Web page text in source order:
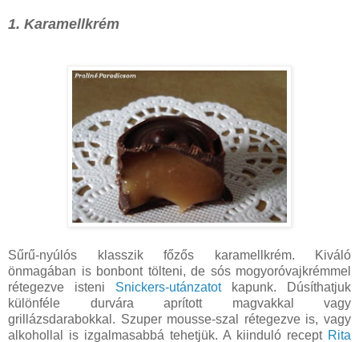
1. Karamellkrém
Sűrű-nyúlós klasszik főzős karamellkrém. Kiváló
önmagában is bonbont tölteni, de sós mogyoróvajkrémmel
rétegezve isteni Snickers-utánzatotkapunk. Dúsíthatjuk
különféle durvára aprított magvakkal vagy
grillázsdarabokkal. Szuper mousse-szal rétegezve is, vagy
alkohollal is izgalmasabbá tehetjük. A kiinduló recept Rita